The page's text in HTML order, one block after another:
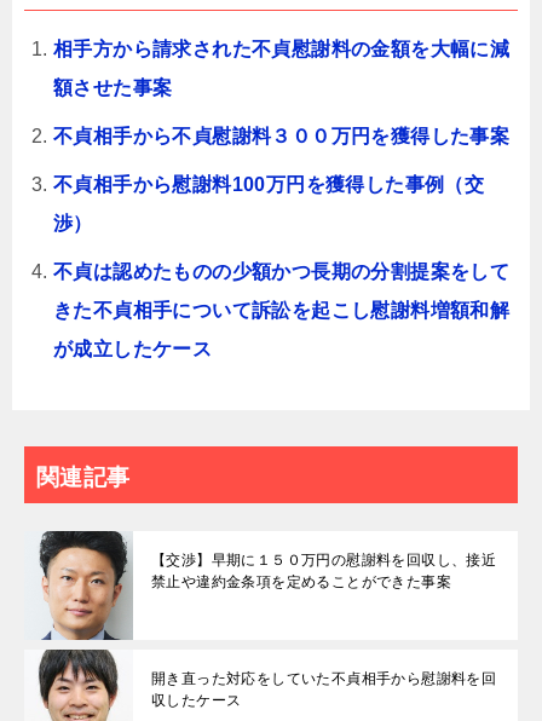
相手方から請求された不貞慰謝料の金額を大幅に減
額させた事案
不貞相手から不貞慰謝料３００万円を獲得した事案
不貞相手から慰謝料100万円を獲得した事例（交
渉）
不貞は認めたものの少額かつ長期の分割提案をして
きた不貞相手について訴訟を起こし慰謝料増額和解
が成立したケース
関連記事
【交渉】早期に１５０万円の慰謝料を回収し、接近
禁止や違約金条項を定めることができた事案
開き直った対応をしていた不貞相手から慰謝料を回
収したケース